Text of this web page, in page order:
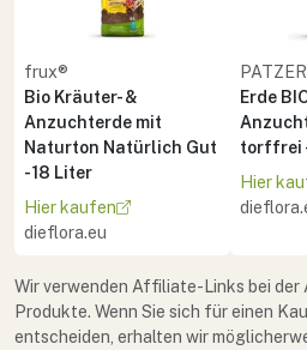
frux®
Bio Kräuter- &
Anzuchterde mit
Naturton Natürlich Gut
- 18 Liter
Hier kaufen
dieflora.eu
Erde
torffrei
Hier
Wir verwenden Affiliate-Links bei der
Produkte. Wenn Sie sich für einen
entscheiden, erhalten wir